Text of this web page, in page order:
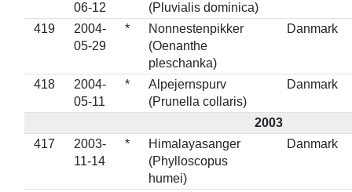
06-12
(Pluvialis dominica)
419
2004-
05-29
*
Nonnestenpikker
(Oenanthe
pleschanka)
Danmark
418
2004-
05-11
*
Alpejernspurv
(Prunella collaris)
Danmark
2003
417
2003-
11-14
*
Himalayasanger
(Phylloscopus
humei)
Danmark